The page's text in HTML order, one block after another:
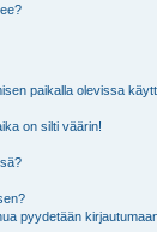
paikalla olevissa
on silti väärin!
pyydetään